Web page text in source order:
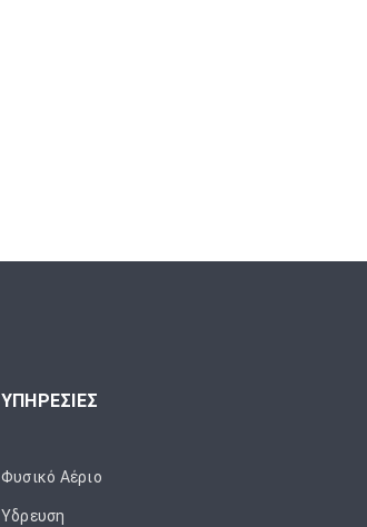
ΥΠΗΡΕΣΙΕΣ
Φυσικό Αέριο
Ύδρευση